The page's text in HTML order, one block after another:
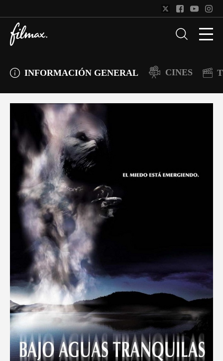
INFORMACIÓN GENERAL CINES